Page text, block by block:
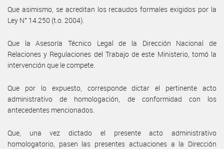
Que asimismo, se acreditan los recaudos formales exigidos por la
Ley N° 14.250 (t.o. 2004).
Que la Asesoría Técnico Legal de la Dirección Nacional de
Relaciones y Regulaciones del Trabajo de este Ministerio, tomó la
intervención que le compete.
Que por lo expuesto, corresponde dictar el pertinente acto
administrativo de homologación, de conformidad con los
antecedentes mencionados.
Que, una vez dictado el presente acto administrativo
homologatorio, pasen las presentes actuaciones a la Dirección